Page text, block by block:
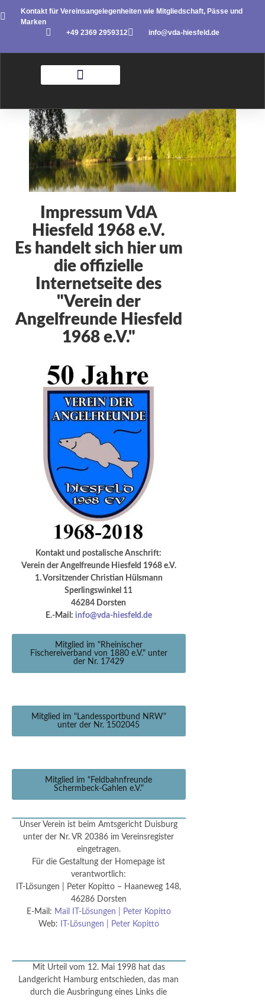
Kontakt für Vereinsangelegenheiten wie Mitgliedschaft, Pässe und
Marken
+49 2369 2959312
info@vda-hiesfeld.de
Impressum VdA
Hiesfeld 1968 e.V.
Es handelt sich hier um
die offizielle
Internetseite des
"Verein der
Angelfreunde Hiesfeld
1968 e.V."
Kontakt und postalische Anschrift:
Verein der Angelfreunde Hiesfeld 1968 e.V.
1. Vorsitzender Christian Hülsmann
Sperlingswinkel 11
46284 Dorsten
E.-Mail: info@vda-hiesfeld.de
Mitglied im "Rheinischer
Fischereiverband von 1880 e.V." unter
der Nr. 17429
Mitglied im "Landessportbund NRW"
unter der Nr. 1502045
Mitglied im "Feldbahnfreunde
Schermbeck-Gahlen e.V."
Unser Verein ist beim Amtsgericht Duisburg
unter der Nr. VR 20386 im Vereinsregister
eingetragen.
Für die Gestaltung der Homepage ist
verantwortlich:
IT-Lösungen | Peter Kopitto – Haaneweg 148,
46286 Dorsten
E-Mail: Mail IT-Lösungen | Peter Kopitto
Web:
IT-Lösungen | Peter Kopitto
Mit Urteil vom 12. Mai 1998 hat das
Landgericht Hamburg entschieden, das man
durch die Ausbringung eines Links die